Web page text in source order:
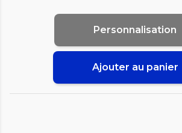
Personnalisation
Ajouter au panier